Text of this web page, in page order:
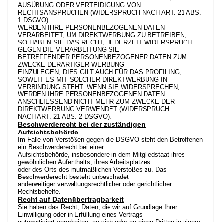
AUSÜBUNG ODER VERTEIDIGUNG VON
RECHTSANSPRÜCHEN (WIDERSPRUCH NACH ART. 21 ABS.
1 DSGVO).
WERDEN IHRE PERSONENBEZOGENEN DATEN
VERARBEITET, UM DIREKTWERBUNG ZU BETREIBEN,
SO HABEN SIE DAS RECHT, JEDERZEIT WIDERSPRUCH
GEGEN DIE VERARBEITUNG SIE
BETREFFENDER PERSONENBEZOGENER DATEN ZUM
ZWECKE DERARTIGER WERBUNG
EINZULEGEN; DIES GILT AUCH FÜR DAS PROFILING,
SOWEIT ES MIT SOLCHER DIREKTWERBUNG IN
VERBINDUNG STEHT. WENN SIE WIDERSPRECHEN,
WERDEN IHRE PERSONENBEZOGENEN DATEN
ANSCHLIESSEND NICHT MEHR ZUM ZWECKE DER
DIREKTWERBUNG VERWENDET (WIDERSPRUCH
NACH ART. 21 ABS. 2 DSGVO).
Beschwerderecht bei der zuständigen
Aufsichtsbehörde
Im Falle von Verstößen gegen die DSGVO steht den Betroffenen
ein Beschwerderecht bei einer
Aufsichtsbehörde, insbesondere in dem Mitgliedstaat ihres
gewöhnlichen Aufenthalts, ihres Arbeitsplatzes
oder des Orts des mutmaßlichen Verstoßes zu. Das
Beschwerderecht besteht unbeschadet
anderweitiger verwaltungsrechtlicher oder gerichtlicher
Rechtsbehelfe.
Recht auf Datenübertragbarkeit
Sie haben das Recht, Daten, die wir auf Grundlage Ihrer
Einwilligung oder in Erfüllung eines Vertrags